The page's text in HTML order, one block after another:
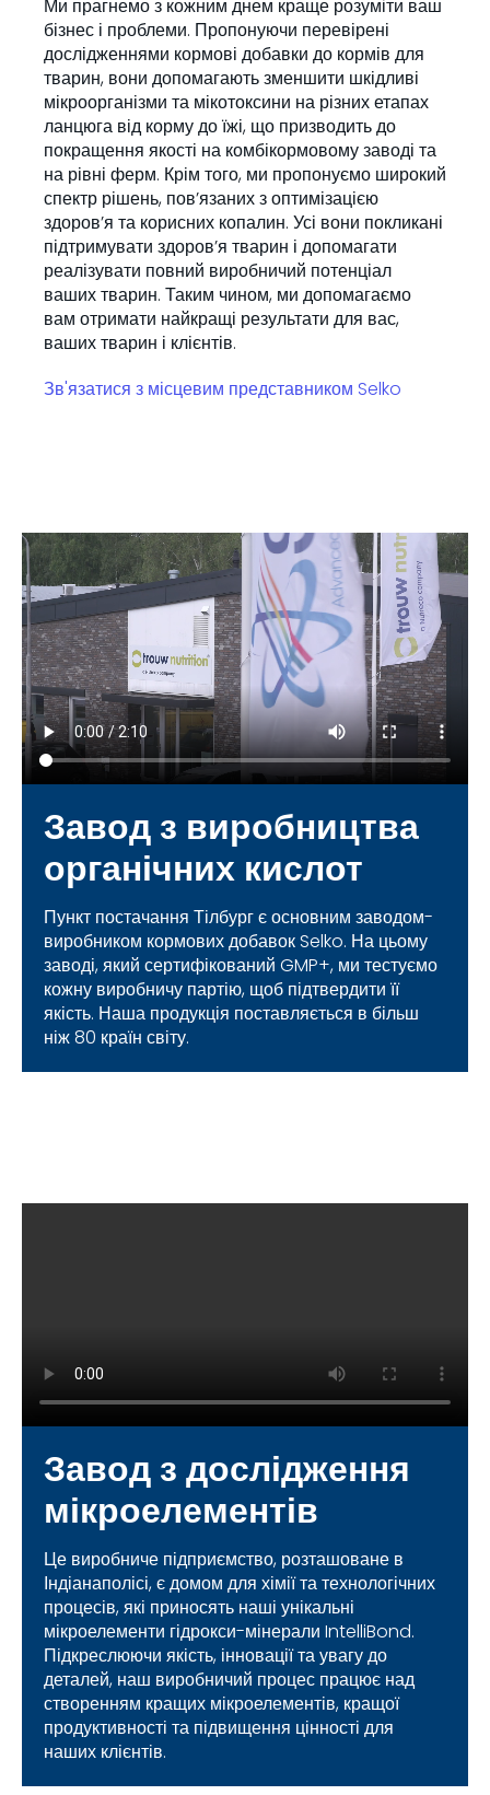
Ми прагнемо з кожним днем краще розуміти ваш
бізнес і проблеми. Пропонуючи перевірені
дослідженнями кормові добавки до кормів для
тварин, вони допомагають зменшити шкідливі
мікроорганізми та мікотоксини на різних етапах
ланцюга від корму до їжі, що призводить до
покращення якості на комбікормовому заводі та
на рівні ферм. Крім того, ми пропонуємо широкий
спектр рішень, пов’язаних з оптимізацією
здоров’я та корисних копалин. Усі вони покликані
підтримувати здоров’я тварин і допомагати
реалізувати повний виробничий потенціал
ваших тварин. Таким чином, ми допомагаємо
вам отримати найкращі результати для вас,
ваших тварин і клієнтів.
Зв'язатися з місцевим представником Selko
Завод з виробництва
органічних кислот
Пункт постачання Тілбург є основним заводом-
виробником кормових добавок Selko. На цьому
заводі, який сертифікований GMP+, ми тестуємо
кожну виробничу партію, щоб підтвердити її
якість. Наша продукція поставляється в більш
ніж 80 країн світу.
Завод з дослідження
мікроелементів
Це виробниче підприємство, розташоване в
Індіанаполісі, є домом для хімії та технологічних
процесів, які приносять наші унікальні
мікроелементи гідрокси-мінерали IntelliBond.
Підкреслюючи якість, інновації та увагу до
деталей, наш виробничий процес працює над
створенням кращих мікроелементів, кращої
продуктивності та підвищення цінності для
наших клієнтів.